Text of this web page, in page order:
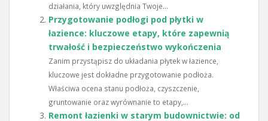
działania, który uwzględnia Twoje...
Przygotowanie podłogi pod płytki w
łazience: kluczowe etapy, które zapewnią
trwałość i bezpieczeństwo wykończenia
Zanim przystąpisz do układania płytek w łazience,
kluczowe jest dokładne przygotowanie podłoża.
Właściwa ocena stanu podłoża, czyszczenie,
gruntowanie oraz wyrównanie to etapy,...
Remont łazienki w starym budownictwie: od